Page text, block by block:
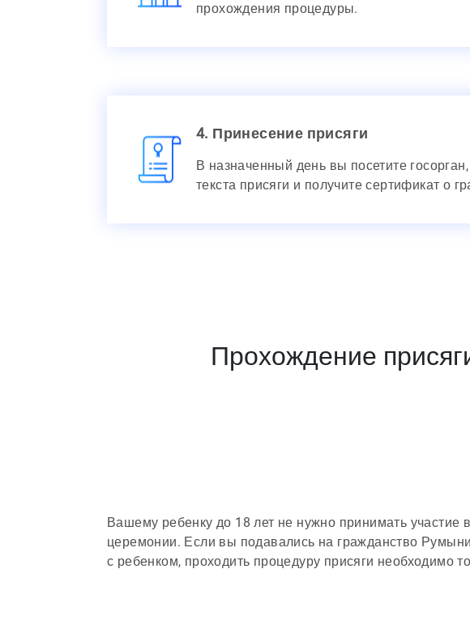
прохождения процедуры.
4. Принесение присяги
В назначенный день вы посетите
текста присяги и получите сертификат о
Прохождение
Вашему ребенку до 18 лет не нужно принимать участие в
церемонии. Если вы подавались на гражданство
с ребенком, проходить процедуру присяги необходимо